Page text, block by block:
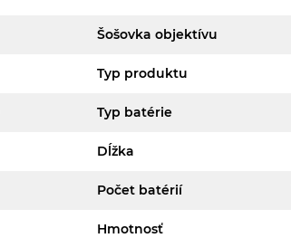
Šošovka objektívu
Typ produktu
Typ batérie
Dĺžka
Počet batérií
Hmotnosť